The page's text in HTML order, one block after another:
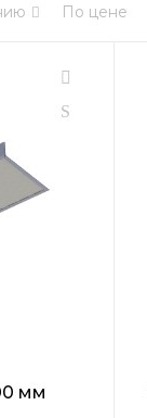
По цене
мм